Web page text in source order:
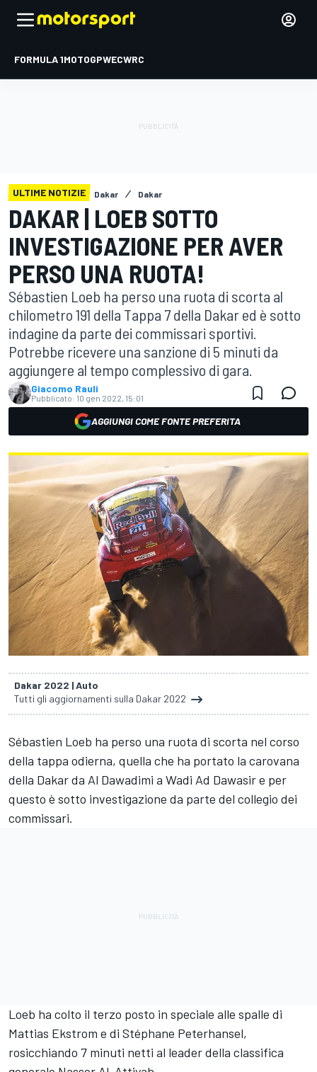
FORMULA 1MOTOGPWECWRC
ULTIME NOTIZIE Dakar Dakar
DAKAR | LOEB SOTTO
INVESTIGAZIONE PER AVER
PERSO UNA RUOTA!
Sébastien Loeb ha perso una ruota di scorta al
chilometro 191 della Tappa 7 della Dakar ed è sotto
indagine da parte dei commissari sportivi.
Potrebbe ricevere una sanzione di 5 minuti da
aggiungere al tempo complessivo di gara.
Giacomo Rauli
Pubblicato: 10 gen 2022, 15:01
AGGIUNGI COME FONTE PREFERITA
Dakar 2022 | Auto
Tutti gli aggiornamenti sulla Dakar 2022
Sébastien Loeb ha perso una ruota di scorta nel corso
della tappa odierna, quella che ha portato la carovana
della Dakar da Al Dawadimi a Wadi Ad Dawasir e per
questo è sotto investigazione da parte del collegio dei
commissari.
Loeb ha colto il terzo posto in speciale alle spalle di
Mattias Ekstrom e di Stéphane Peterhansel,
rosicchiando 7 minuti netti al leader della classifica